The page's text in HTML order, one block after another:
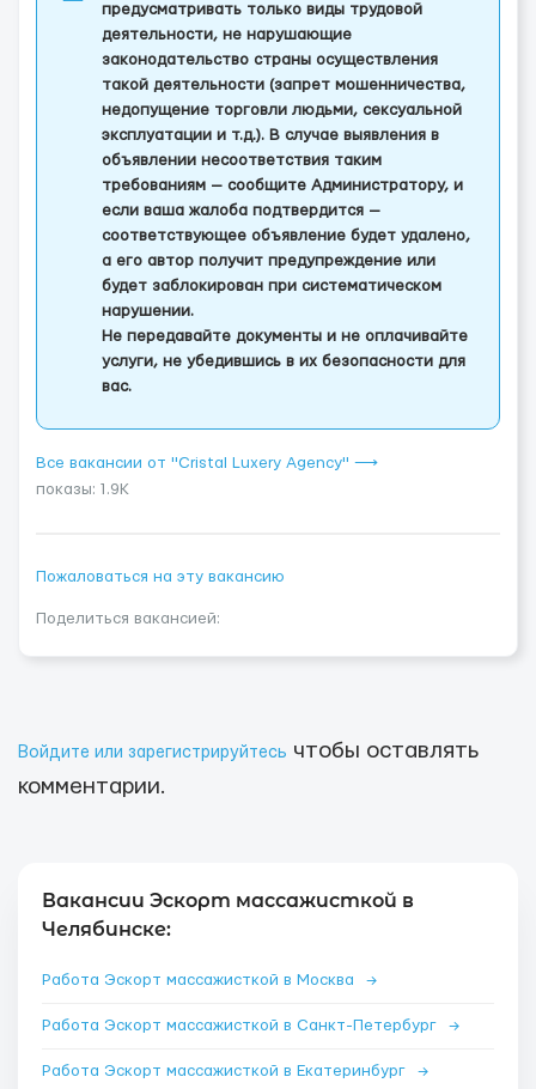
предусматривать только виды трудовой
деятельности, не нарушающие
законодательство страны осуществления
такой деятельности (запрет мошенничества,
недопущение торговли людьми, сексуальной
эксплуатации и т.д.). В случае выявления в
объявлении несоответствия таким
требованиям — сообщите Администратору, и
если ваша жалоба подтвердится —
соответствующее объявление будет удалено,
а его автор получит предупреждение или
будет заблокирован при систематическом
нарушении.
Не передавайте документы и не оплачивайте
услуги, не убедившись в их безопасности для
вас.
Все вакансии от "Cristal Luxery Agency" ⟶
показы: 1.9K
Пожаловаться на эту вакансию
Поделиться вакансией:
Войдите или зарегистрируйтесь чтобы оставлять
комментарии.
Вакансии Эскорт массажисткой в
Челябинске:
Работа Эскорт массажисткой в Москва →
Работа Эскорт массажисткой в Санкт-Петербург →
Работа Эскорт массажисткой в Екатеринбург →